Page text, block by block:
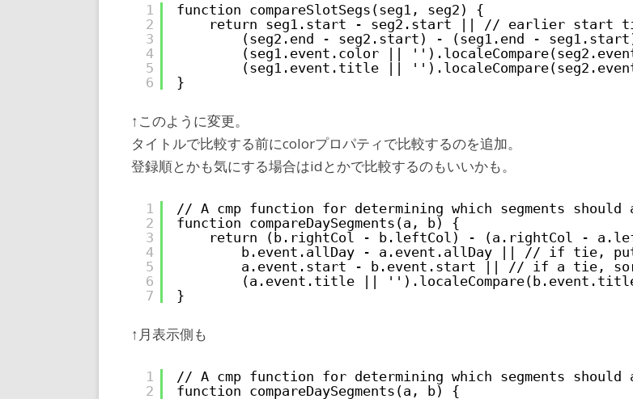
1
2
3
4
5
6
function compareSlotSegs(seg1, seg2) {
return seg1.start - seg2.start || // earlier start
(seg2.end - seg2.start) - (seg1.end -
(seg1.event.color ||
(seg1.event.title ||
}
↑このように変更。
タイトルで比較する前にcolorプロパティで比較するのを追加。
登録順とかも気にする場合はidとかで比較するのもいいかも。
1
2
3
4
5
6
7
// A cmp function for determining which segments should
function compareDaySegments(a, b) {
return (b.rightCol - b.leftCol) - (a.rightCol -
b.event.allDay - a.event.allDay || // if tie,
a.event.start - b.event.start || // if a tie, sort
(a.event.title ||
}
↑月表示側も
1
2
// A cmp function for determining which segments should
function compareDaySegments(a, b) {